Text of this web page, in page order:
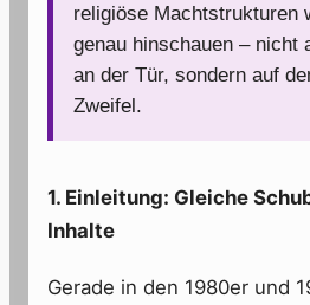
religiöse Machtstrukturen
genau hinschauen – nicht
an der Tür, sondern auf
Zweifel.
1. Einleitung: Gleiche
Inhalte
Gerade in den 1980er und